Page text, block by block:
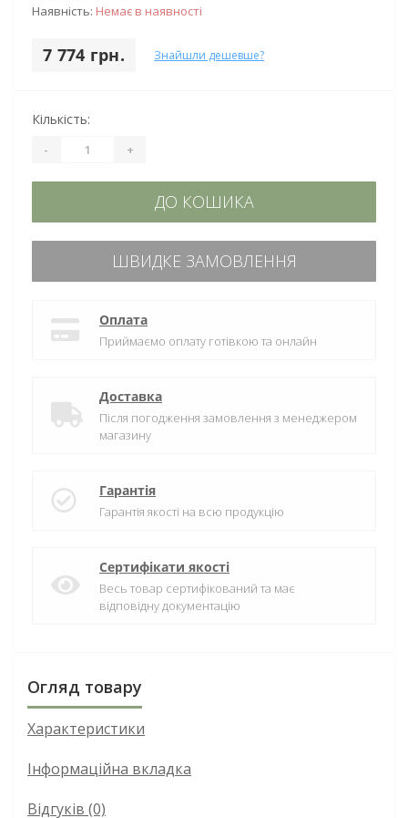
Наявність: Немає в наявності
7 774 грн. Знайшли дешевше?
Кількість:
- +
ДО КОШИКА
ШВИДКЕ ЗАМОВЛЕННЯ
Оплата
Приймаємо оплату готівкою та онлайн
Доставка
Після погодження замовлення з менеджером
магазину
Гарантія
Гарантія якості на всю продукцію
Сертифікати якості
Весь товар сертифікований та має
відповідну документацію
Огляд товару
Характеристики
Інформаційна вкладка
Відгуків (0)